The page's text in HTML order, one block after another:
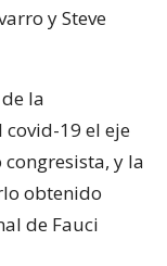
y Steve
la
covid-19 el eje
y la
obtenido
de Fauci